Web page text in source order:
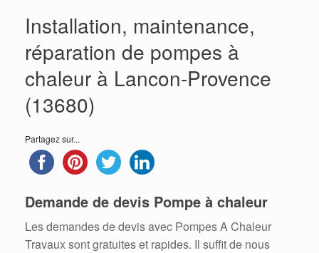
Installation, maintenance,
réparation de pompes à
chaleur à Lancon-Provence
(13680)
Partagez sur...
Demande de devis Pompe à chaleur
Les demandes de devis avec Pompes A Chaleur
Travaux sont gratuites et rapides. Il suffit de nous